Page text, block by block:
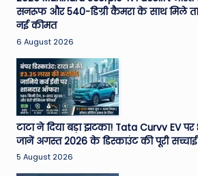
सनरूफ और 540-डिग्री कैमरा के साथ मिले
नई कीमत
6 August 2026
टाटा ने दिया बड़ा झटका! Tata Curvv EV
जानें अगस्त 2026 के डिस्काउंट की पूरी सच्चाई
5 August 2026